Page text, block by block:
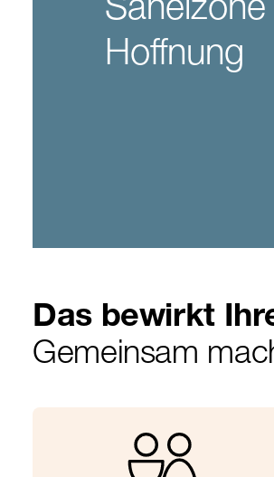
Hoffnung
Das bewirkt
Gemeinsam